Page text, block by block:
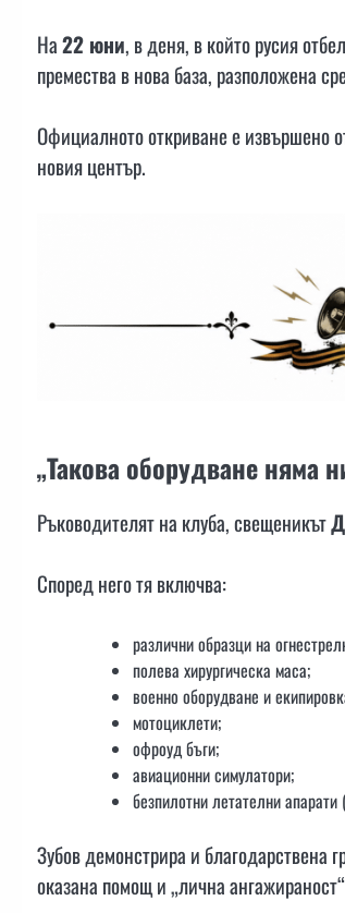
На22 юни, в деня, в който русия
премества в нова база, разположена
Официалното откриване е извършено
новия център.
„Такова оборудване няма
Ръководителят на клуба, свещеникът
Според него тя включва:
различни образци на
полева хирургическа маса;
военно оборудване и
мотоциклети;
офроуд бъги;
авиационни симулатори;
безпилотни летателни апарати
Зубов демонстрира и благодарствена
оказана помощ и „лична